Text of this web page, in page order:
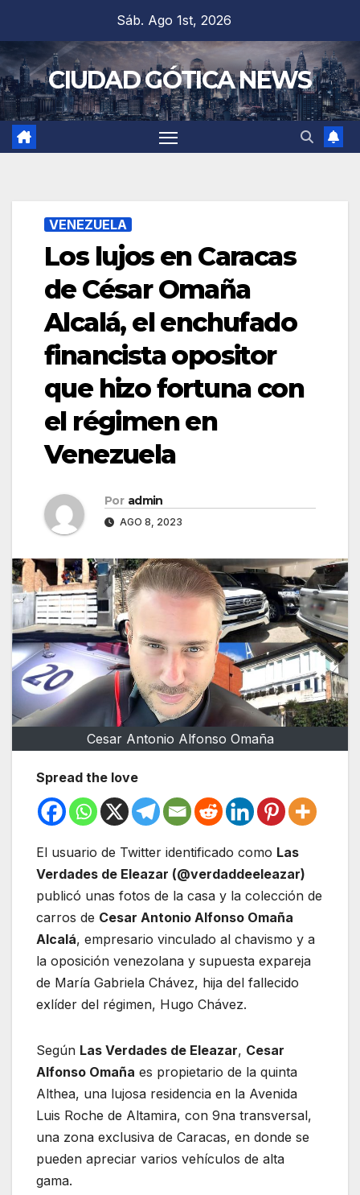
contenido
Sáb. Ago 1st, 2026
CIUDAD GÓTICA NEWS
VENEZUELA
Los lujos en Caracas
de César Omaña
Alcalá, el enchufado
financista opositor
que hizo fortuna con
el régimen en
Venezuela
Por admin
AGO 8, 2023
Cesar Antonio Alfonso Omaña
Spread the love
El usuario de Twitter identificado como Las
Verdades de Eleazar (@verdaddeeleazar)
publicó unas fotos de la casa y la colección de
carros de Cesar Antonio Alfonso Omaña
Alcalá, empresario vinculado al chavismo y a
la oposición venezolana y supuesta expareja
de María Gabriela Chávez, hija del fallecido
exlíder del régimen, Hugo Chávez.
Según Las Verdades de Eleazar, Cesar
Alfonso Omaña es propietario de la quinta
Althea, una lujosa residencia en la Avenida
Luis Roche de Altamira, con 9na transversal,
una zona exclusiva de Caracas, en donde se
pueden apreciar varios vehículos de alta
gama.